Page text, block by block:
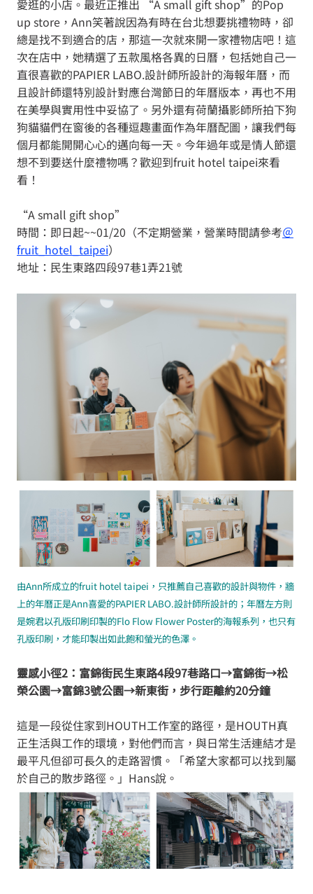
愛逛的小店。最近正推出 “A small gift shop”的Pop
up store，Ann笑著說因為有時在台北想要挑禮物時，卻
總是找不到適合的店，那這一次就來開一家禮物店吧！這
次在店中，她精選了五款風格各異的日曆，包括她自己一
直很喜歡的PAPIER LABO.設計師所設計的海報年曆，而
且設計師還特別設計對應台灣節日的年曆版本，再也不用
在美學與實用性中妥協了。另外還有荷蘭攝影師所拍下狗
狗貓貓們在窗後的各種逗趣畫面作為年曆配圖，讓我們每
個月都能開開心心的邁向每一天。今年過年或是情人節還
想不到要送什麼禮物嗎？歡迎到fruit hotel taipei來看
看！
“A small gift shop”
時間：即日起~~01/20（不定期營業，營業時間請參考＠
fruit_hotel_taipei）
地址：民生東路四段97巷1弄21號
由Ann所成立的fruit hotel taipei，只推薦自己喜歡的設計與物件，牆
上的年曆正是Ann喜愛的PAPIER LABO.設計師所設計的；年曆左方則
是婉君以孔版印刷印製的Flo Flow Flower Poster的海報系列，也只有
孔版印刷，才能印製出如此飽和螢光的色澤。
靈感小徑2：富錦街民生東路4段97巷路口→富錦街→松
榮公園→富錦3號公園→新東街，步行距離約20分鐘
這是一段從住家到HOUTH工作室的路徑，是HOUTH真
正生活與工作的環境，對他們而言，與日常生活連結才是
最平凡但卻可長久的走路習慣。「希望大家都可以找到屬
於自己的散步路徑。」Hans說。